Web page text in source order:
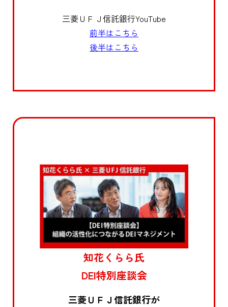
三菱ＵＦＪ信託銀行YouTube
前半はこちら
後半はこちら
知花くらら氏
DEI特別座談会
三菱ＵＦＪ信託銀行が